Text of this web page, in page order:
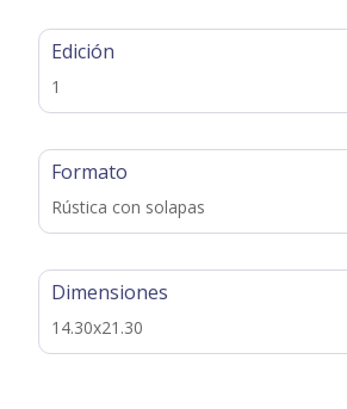
Edición
1
Formato
Rústica con solapas
Dimensiones
14.30x21.30